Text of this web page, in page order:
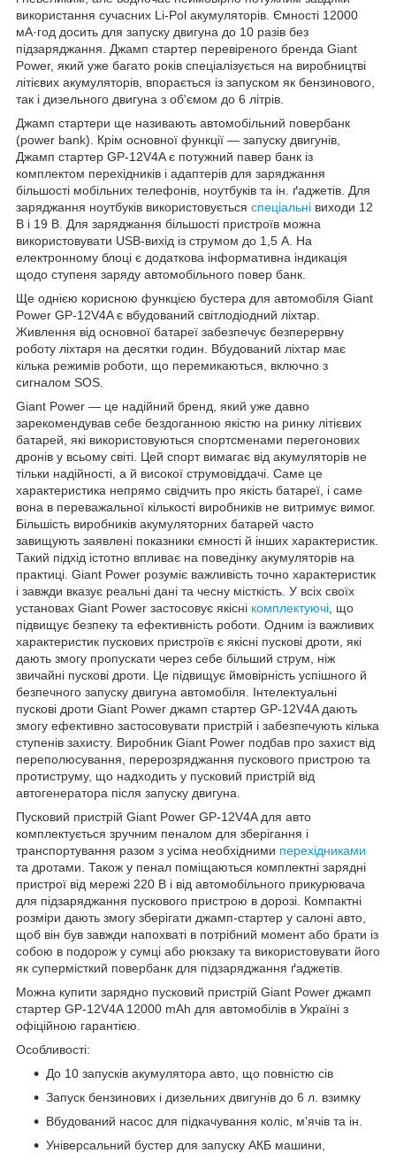
використання сучасних Li-Pol акумуляторів. Ємності 12000
мА·год досить для запуску двигуна до 10 разів без
підзаряджання. Джамп стартер перевіреного бренда Giant
Power, який уже багато років спеціалізується на виробництві
літієвих акумуляторів, впорається із запуском як бензинового,
так і дизельного двигуна з об'ємом до 6 літрів.
Джамп стартери ще називають автомобільний повербанк
(power bank). Крім основної функції — запуску двигунів,
Джамп стартер GP-12V4A є потужний павер банк із
комплектом перехідників і адаптерів для заряджання
більшості мобільних телефонів, ноутбуків та ін. ґаджетів. Для
заряджання ноутбуків використовується спеціальні виходи 12
В і 19 В. Для заряджання більшості пристроїв можна
використовувати USB-вихід із струмом до 1,5 A. На
електронному блоці є додаткова інформативна індикація
щодо ступеня заряду автомобільного повер банк.
Ще однією корисною функцією бустера для автомобіля Giant
Power GP-12V4A є вбудований світлодіодний ліхтар.
Живлення від основної батареї забезпечує безперервну
роботу ліхтаря на десятки годин. Вбудований ліхтар має
кілька режимів роботи, що перемикаються, включно з
сигналом SOS.
Giant Power — це надійний бренд, який уже давно
зарекомендував себе бездоганною якістю на ринку літієвих
батарей, які використовуються спортсменами перегонових
дронів у всьому світі. Цей спорт вимагає від акумуляторів не
тільки надійності, а й високої струмовіддачі. Саме це
характеристика непрямо свідчить про якість батареї, і саме
вона в переважальної кількості виробників не витримує вимог.
Більшість виробників акумуляторних батарей часто
завищують заявлені показники ємності й інших характеристик.
Такий підхід істотно впливає на поведінку акумуляторів на
практиці. Giant Power розуміє важливість точно характеристик
і завжди вказує реальні дані та чесну місткість. У всіх своїх
установах Giant Power застосовує якісні комплектуючі , що
підвищує безпеку та ефективність роботи. Одним із важливих
характеристик пускових пристроїв є якісні пускові дроти, які
дають змогу пропускати через себе більший струм, ніж
звичайні пускові дроти. Це підвищує ймовірність успішного й
безпечного запуску двигуна автомобіля. Інтелектуальні
пускові дроти Giant Power джамп стартер GP-12V4A дають
змогу ефективно застосовувати пристрій і забезпечують кілька
ступенів захисту. Виробник Giant Power подбав про захист від
переполюсування, перерозряджання пускового пристрою та
протиструму, що надходить у пусковий пристрій від
автогенератора після запуску двигуна.
Пусковий пристрій Giant Power GP-12V4A для авто
комплектується зручним пеналом для зберігання і
транспортування разом з усіма необхідними перехідниками
та дротами. Також у пенал поміщаються комплектні зарядні
пристрої від мережі 220 В і від автомобільного прикурювача
для підзаряджання пускового пристрою в дорозі. Компактні
розміри дають змогу зберігати джамп-стартер у салоні авто,
щоб він був завжди напохваті в потрібний момент або брати із
собою в подорож у сумці або рюкзаку та використовувати його
як супермісткий повербанк для підзаряджання ґаджетів.
Можна купити зарядно пусковий пристрій Giant Power джамп
стартер GP-12V4A 12000 mAh для автомобілів в Україні з
офіційною гарантією.
Особливості:
До 10 запусків акумулятора авто, що повністю сів
Запуск бензинових і дизельних двигунів до 6 л. взимку
Вбудований насос для підкачування коліс, м'ячів та ін.
Універсальний бустер для запуску АКБ машини,